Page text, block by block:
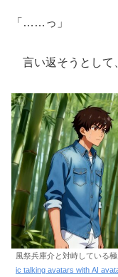
「……っ」
言い返そうとして
風祭兵庫介と対峙している
ic talking avatars with AI